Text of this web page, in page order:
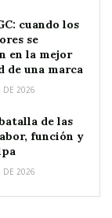
cuando los
se
en la mejor
de una marca
DE 2026
de las
función y
DE 2026